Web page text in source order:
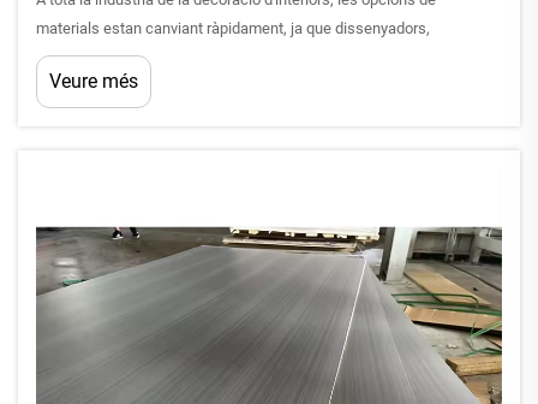
materials estan canviant ràpidament, ja que dissenyadors,
contractistes i propietaris posen una èmfasi creixent en la
sostenibilitat, la durabilitat i la versatilitat estètica. Entre els
Veure més